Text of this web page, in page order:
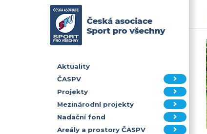
Aktuality
ČASPV
Projekty
Mezinárodní projekty
Nadační fond
Areály a prostory ČASPV